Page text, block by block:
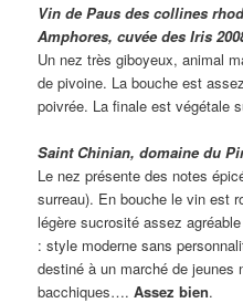
Vin de Paus des collines
Amphores, cuvée des Iris
Un nez très giboyeux, animal
de pivoine. La bouche est
poivrée. La finale est végétale
Saint Chinian, domaine du
Le nez présente des notes
surreau). En bouche le vin est
légère sucrosité assez
: style moderne sans
destiné à un marché de jeunes
bacchiques….Assez bien.